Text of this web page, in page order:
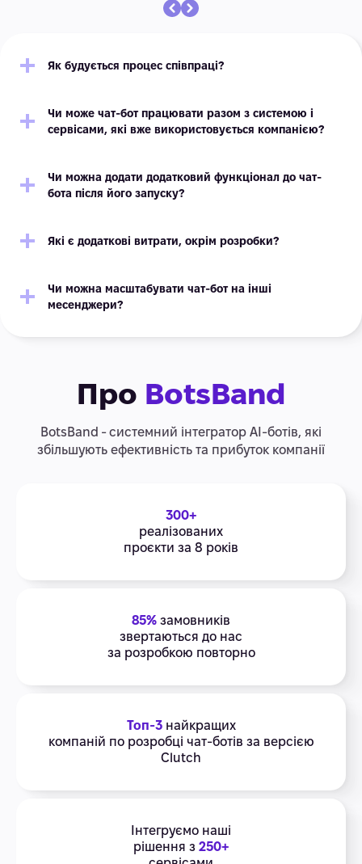
Як будується процес співпраці?
Чи може чат-бот працювати разом з системою і
сервісами, які вже використовується компанією?
Чи можна додати додатковий функціонал до чат-
бота після його запуску?
Які є додаткові витрати, окрім розробки?
Чи можна масштабувати чат-бот на інші
месенджери?
Про BotsBand
BotsBand - системний інтегратор АІ-ботів, які
збільшують ефективність та прибуток компанії
300+
реалізованих
проєкти за 8 років
85% замовників
звертаються до нас
за розробкою повторно
Топ-3найкращих
компаній по розробці чат-ботів за версією
Clutch
Інтегруємо наші
рішення з 250+